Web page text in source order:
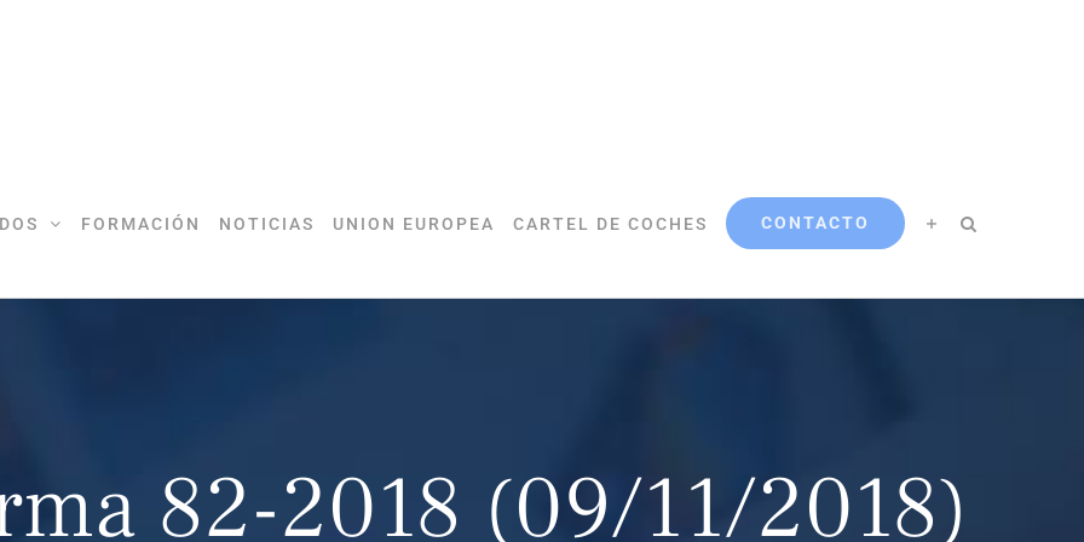
FORMACIÓN NOTICIAS UNION EUROPEA CARTEL DE COCHES CONTACTO
82-2018 (09/11/2018)